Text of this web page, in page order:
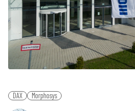
DAX Morphosys